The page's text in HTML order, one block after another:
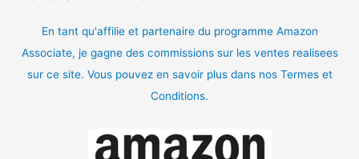
En tant qu'affilie et partenaire du programme Amazon
Associate, je gagne des commissions sur les ventes realisees
sur ce site. Vous pouvez en savoir plus dans nos Termes et
Conditions.